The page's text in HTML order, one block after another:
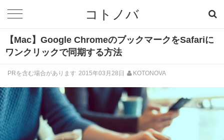
コトノバ
【Mac】Google ChromeのブックマークをSafariに
ワンクリックで同期する方法
PRを含む場合があります 2015年03月28日 KOTONOVA